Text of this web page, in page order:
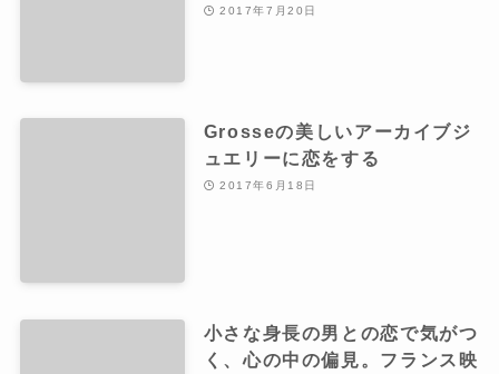
2017年7月20日
Grosseの美しいアーカイブジ
ュエリーに恋をする
2017年6月18日
小さな身長の男との恋で気がつ
く、心の中の偏見。フランス映